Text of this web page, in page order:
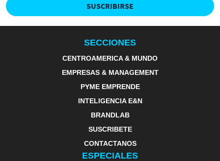
SUSCRIBIRSE
SECCIONES
CENTROAMERICA & MUNDO
EMPRESAS & MANAGEMENT
PYME EMPRENDE
INTELIGENCIA E&N
BRANDLAB
SUSCRIBETE
CONTACTANOS
ESPECIALES